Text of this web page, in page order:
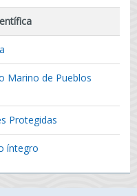
Marino de Pueblos
Protegidas
íntegro